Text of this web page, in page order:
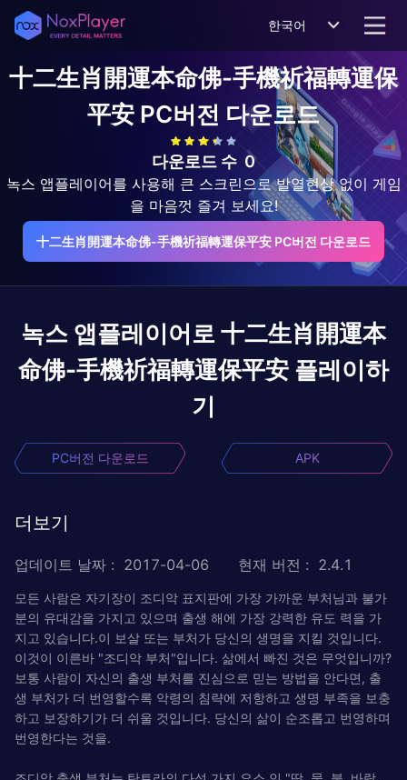
한국어
十二生肖開運本命佛-手機祈福轉運保
平安 PC버전 다운로드
다운로드 수 0
녹스 앱플레이어를 사용해 큰 스크린으로 발열현상 없이 게임
을 마음껏 즐겨 보세요!
十二生肖開運本命佛-手機祈福轉運保平安 PC버전 다운로드
녹스 앱플레이어로 十二生肖開運本
命佛-手機祈福轉運保平安 플레이하
기
PC버전 다운로드 APK
더보기
업데이트 날짜 : 2017-04-06 현재 버전 : 2.4.1
모든 사람은 자기장이 조디악 표지판에 가장 가까운 부처님과 불가
분의 유대감을 가지고 있으며 출생 해에 가장 강력한 유도 력을 가
지고 있습니다.이 보살 또는 부처가 당신의 생명을 지킬 것입니다.
이것이 이른바 "조디악 부처"입니다. 삶에서 빠진 것은 무엇입니까?
보통 사람이 자신의 출생 부처를 진심으로 믿는 방법을 안다면, 출
생 부처가 더 번영할수록 악령의 침략에 저항하고 생명 부족을 보충
하고 보장하기가 더 쉬울 것입니다. 당신의 삶이 순조롭고 번영하며
번영한다는 것을.